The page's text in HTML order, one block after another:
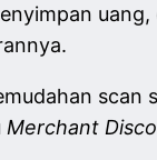
uang,
scan
Merchant